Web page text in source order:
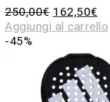
250,00€ 162,50€
Aggiungi al carrello
-45%